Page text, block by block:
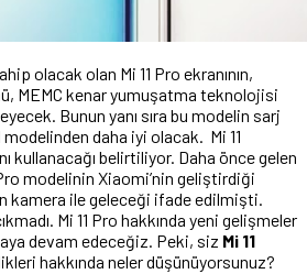
olacak olan Mi 11 Pro ekranının,
MEMC kenar yumuşatma teknolojisi
Bunun yanı sıra bu modelin sarj
modelinden daha iyi olacak. Mi 11
kullanacağı belirtiliyor. Daha önce gelen
Pro modelinin Xiaomi’nin geliştirdiği
kamera ile geleceği ifade edilmişti.
Mi 11 Pro hakkında yeni gelişmeler
devam edeceğiz. Peki, siz Mi 11
hakkında neler düşünüyorsunuz?